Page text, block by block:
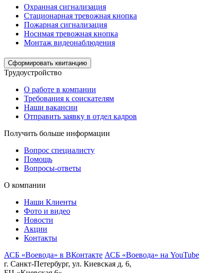
Охранная сигнализация
Стационарная тревожная кнопка
Пожарная сигнализация
Носимая тревожная кнопка
Монтаж видеонаблюдения
Сформировать квитанцию
Трудоустройство
О работе в компании
Требования к соискателям
Наши вакансии
Отправить заявку в отдел кадров
Получить больше информации
Вопрос специалисту
Помощь
Вопросы-ответы
О компании
Наши Клиенты
Фото и видео
Новости
Акции
Контакты
АСБ «Воевода» в ВКонтакте АСБ «Воевода» на YouTube
г. Санкт-Петербург, ул. Киевская д. 6,